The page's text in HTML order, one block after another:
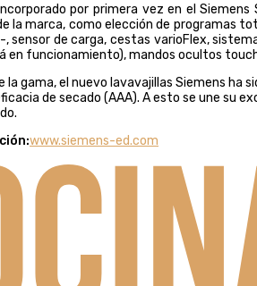
por primera vez en el
la marca, como elección de programas
, sensor de carga, cestas varioFlex,
en funcionamiento), mandos ocultos
la gama, el nuevo lavavajillas Siemens
de secado (AAA). A esto se une su
www.siemens-ed.com